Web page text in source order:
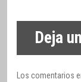
Deja
Los comentarios